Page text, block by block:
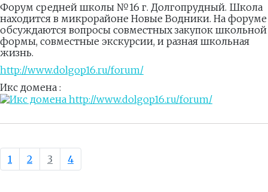
Форум средней школы №16 г. Долгопрудный. Школа
находится в микрорайоне Новые Водники. На форуме
обсуждаются вопросы совместных закупок школьной
формы, совместные экскурсии, и разная школьная
жизнь.
http://www.dolgop16.ru/forum/
Икс домена :
1 2 3 4